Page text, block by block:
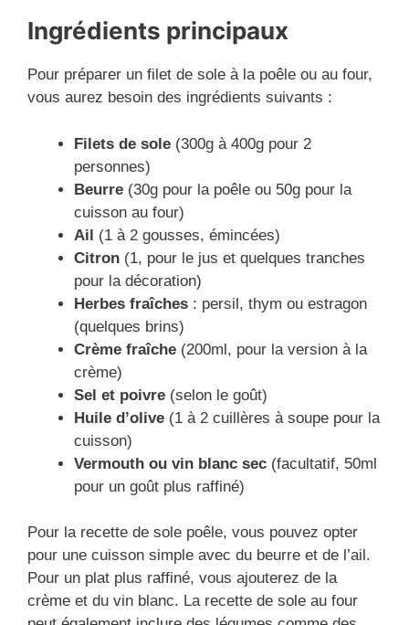
Ingrédients principaux
Pour préparer un filet de sole à la poêle ou au four,
vous aurez besoin des ingrédients suivants :
Filets de sole (300g à 400g pour 2
personnes)
Beurre (30g pour la poêle ou 50g pour la
cuisson au four)
Ail (1 à 2 gousses, émincées)
Citron (1, pour le jus et quelques tranches
pour la décoration)
Herbes fraîches : persil, thym ou estragon
(quelques brins)
Crème fraîche (200ml, pour la version à la
crème)
Sel et poivre (selon le goût)
Huile d’olive (1 à 2 cuillères à soupe pour la
cuisson)
Vermouth ou vin blanc sec (facultatif, 50ml
pour un goût plus raffiné)
Pour la recette de sole poêle, vous pouvez opter
pour une cuisson simple avec du beurre et de l’ail.
Pour un plat plus raffiné, vous ajouterez de la
crème et du vin blanc. La recette de sole au four